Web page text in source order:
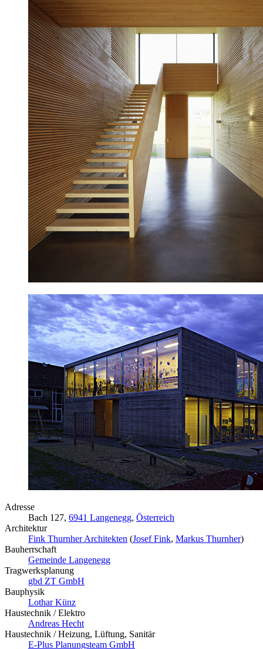
Adresse
Bach 127, 6941 Langenegg, Österreich
Architektur
Fink Thurnher Architekten (Josef Fink, Markus Thurnher)
Bauherrschaft
Gemeinde Langenegg
Tragwerksplanung
gbd ZT GmbH
Bauphysik
Lothar Künz
Haustechnik / Elektro
Andreas Hecht
Haustechnik / Heizung, Lüftung, Sanitär
E-Plus Planungsteam GmbH